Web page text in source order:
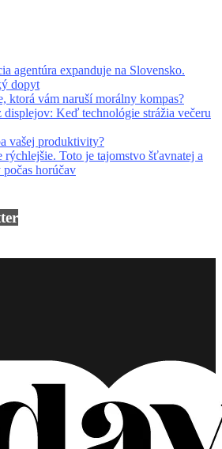
agentúra expanduje na Slovensko.
dopyt
ktorá vám naruší morálny kompas?
displejov: Keď technológie strážia večeru
vašej produktivity?
rýchlejšie. Toto je tajomstvo šťavnatej a
horúčav